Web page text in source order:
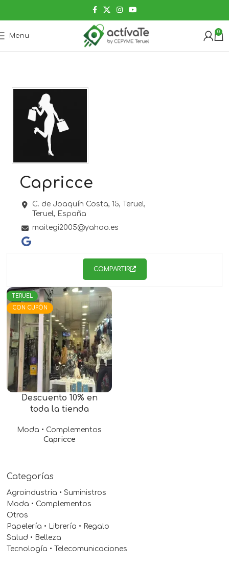
Menu
0
Categorías
Agroindustria • Suministros
Moda • Complementos
Otros
Papelería • Librería • Regalo
Salud • Belleza
Tecnología • Telecomunicaciones
Capricce
C. de Joaquín Costa, 15, Teruel,
Teruel, España
maitegi2005@yahoo.es
COMPARTIR
TERUEL
CON CUPÓN
Descuento 10% en
toda la tienda
Moda • Complementos
Capricce